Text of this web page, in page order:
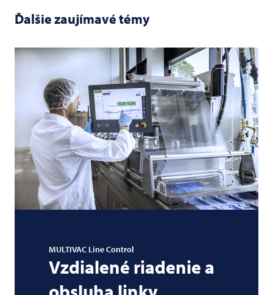
Ďalšie zaujímavé témy
MULTIVAC Line Control
Vzdialené riadenie a